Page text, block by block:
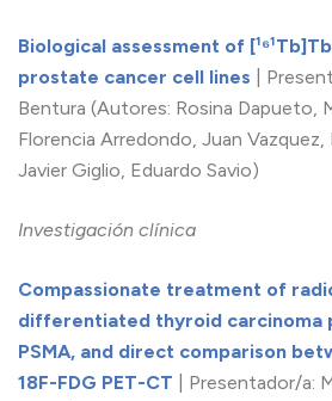
Biological assessment of
prostate cancer cell lines |
Bentura (Autores: Rosina Dapueto,
Florencia Arredondo, Juan Vazquez,
Javier Giglio, Eduardo Savio)
Investigación clínica
Compassionate treatment of
differentiated thyroid carcinoma
PSMA, and direct comparison
18F-FDG PET-CT | Presentador/a: